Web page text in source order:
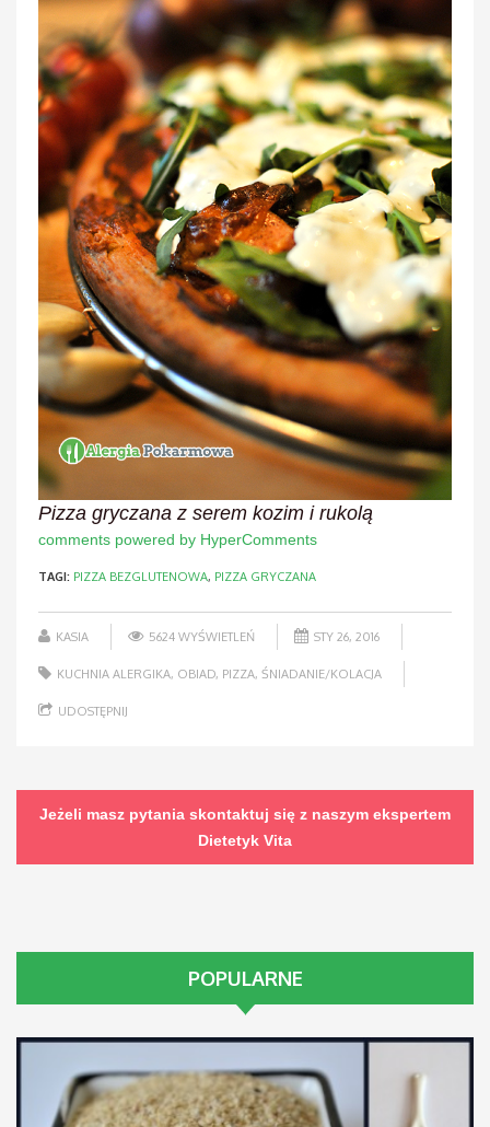
Pizza gryczana z serem kozim i rukolą
comments powered by HyperComments
TAGI: PIZZA BEZGLUTENOWA, PIZZA GRYCZANA
KASIA 5624 WYŚWIETLEŃ STY 26, 2016
KUCHNIA ALERGIKA, OBIAD, PIZZA, ŚNIADANIE/KOLACJA
UDOSTĘPNIJ
Jeżeli masz pytania skontaktuj się z naszym ekspertem
Dietetyk Vita
POPULARNE